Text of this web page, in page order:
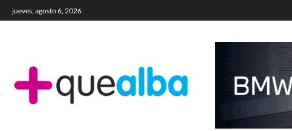
jueves, agosto 6, 2026